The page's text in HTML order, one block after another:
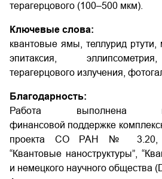
терагерцового (100–500 мкм).
Ключевые слова:
квантовые ямы, теллурид ртути,
эпитаксия,
терагерцового излучения,
Благодарность:
Работа выполнена
финансовой поддержке
проекта СО РАН № 3.20,
“Квантовые наноструктуры”,
и немецкого научного общества